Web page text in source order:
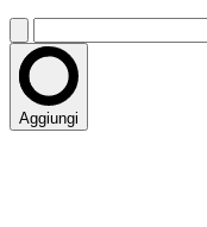
Aggiungi